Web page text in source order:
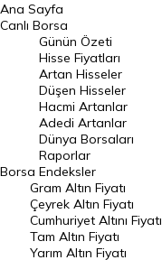
BIST 100 Hisseleri
En Çok Artan Hisseler
En Çok Düşen Hisseler
Hacmi Artanlar
Geçmiş Kapanışlar
Dünya Borsaları
Raporlar
Endeksler
Ana Sayfa
Canlı Borsa
Borsa
Günün Özeti
Hisse Fiyatları
Artan Hisseler
Düşen Hisseler
Hacmi Artanlar
Adedi Artanlar
Dünya Borsaları
Raporlar
Endeksler
Gram Altın Fiyatı
Çeyrek Altın Fiyatı
Cumhuriyet Altını Fiyatı
Tam Altın Fiyatı
Yarım Altın Fiyatı